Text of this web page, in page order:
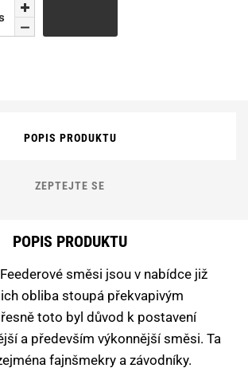
POPIS PRODUKTU
ZEPTEJTE SE
POPIS PRODUKTU
směsi jsou v nabídce již
obliba stoupá překvapivým
toto byl důvod k postavení
a především výkonnější směsi. Ta
fajnšmekry a závodníky.